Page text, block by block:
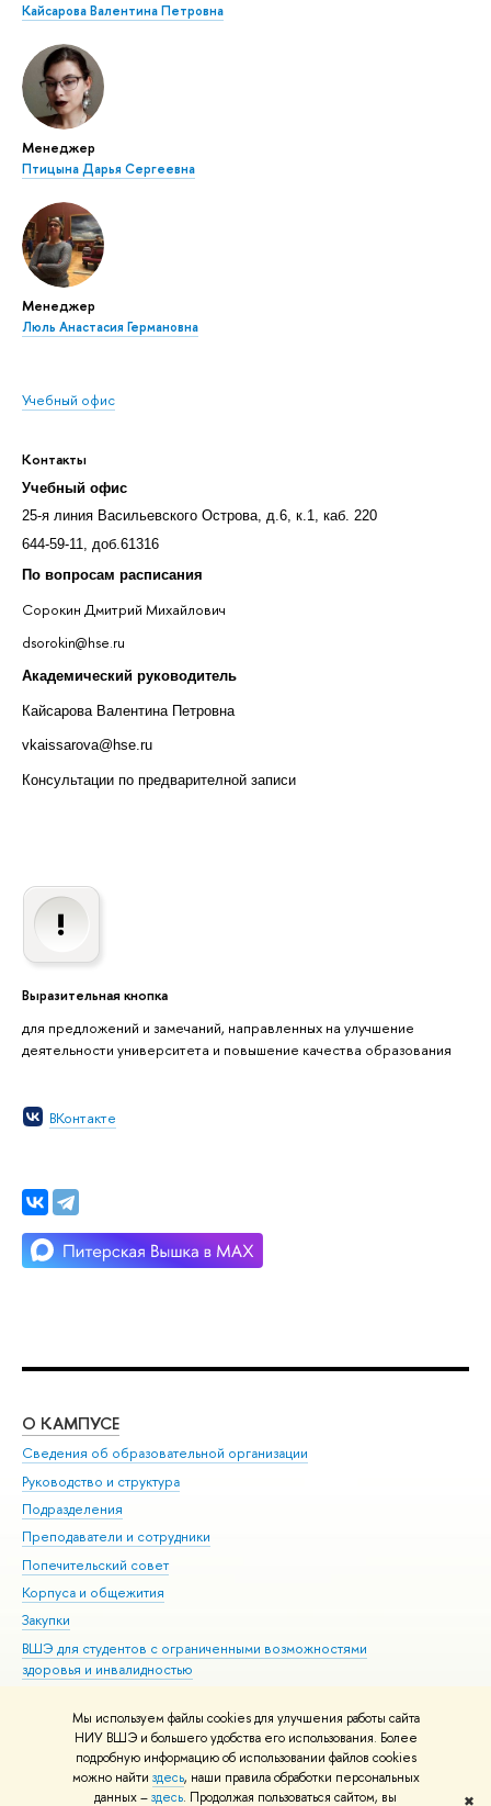
Мы используем файлы cookies для улучшения работы сайта
НИУ ВШЭ и большего удобства его использования. Более
подробную информацию об использовании файлов cookies
можно найти здесь, наши правила обработки персональных
данных –здесь. Продолжая пользоваться сайтом, вы ✖
Кайсарова Валентина Петровна
Менеджер
Птицына Дарья Сергеевна
Менеджер
Люль Анастасия Германовна
Учебный офис
Контакты
Учебный офис
25-я линия Васильевского Острова, д.6, к.1, каб. 220
644-59-11, доб.61316
По вопросам расписания
Сорокин Дмитрий Михайлович
dsorokin@hse.ru
Академический руководитель
Кайсарова Валентина Петровна
vkaissarova@hse.ru
Консультации по предварителной записи
Выразительная кнопка
для предложений и замечаний, направленных на улучшение
деятельности университета и повышение качества образования
ВКонтакте
О КАМПУСЕ
Сведения об образовательной организации
Руководство и структура
Подразделения
Преподаватели и сотрудники
Попечительский совет
Корпуса и общежития
Закупки
ВШЭ для студентов с ограниченными возможностями
здоровья и инвалидностью
Единая платежная страница